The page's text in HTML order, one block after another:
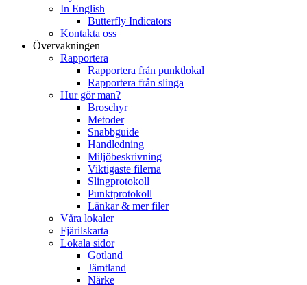
In English
Butterfly Indicators
Kontakta oss
Övervakningen
Rapportera
Rapportera från punktlokal
Rapportera från slinga
Hur gör man?
Broschyr
Metoder
Snabbguide
Handledning
Miljöbeskrivning
Viktigaste filerna
Slingprotokoll
Punktprotokoll
Länkar & mer filer
Våra lokaler
Fjärilskarta
Lokala sidor
Gotland
Jämtland
Närke